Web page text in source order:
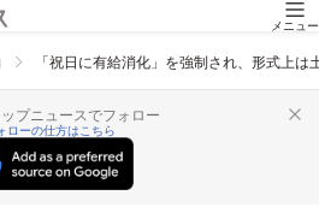
メニュー
「祝日に有給消化」を強制され、形式上
プニュースでフォロー
ローの仕方はこちら